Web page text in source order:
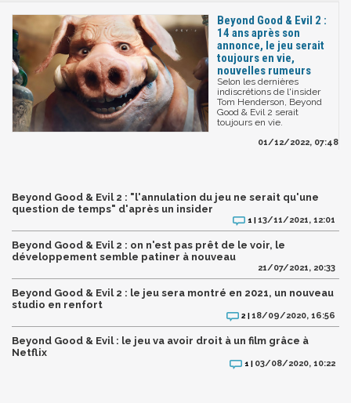
Beyond Good & Evil 2 :
14 ans après son
annonce, le jeu serait
toujours en vie,
nouvelles rumeurs
Selon les dernières
indiscrétions de l'insider
Tom Henderson, Beyond
Good & Evil 2 serait
toujours en vie.
01/12/2022, 07:48
Beyond Good & Evil 2 : "l'annulation du jeu ne serait qu'une
question de temps" d'après un insider
1 |13/11/2021, 12:01
Beyond Good & Evil 2 : on n'est pas prêt de le voir, le
développement semble patiner à nouveau
21/07/2021, 20:33
Beyond Good & Evil 2 : le jeu sera montré en 2021, un nouveau
studio en renfort
2 |18/09/2020, 16:56
Beyond Good & Evil : le jeu va avoir droit à un film grâce à
Netflix
1 | 03/08/2020, 10:22